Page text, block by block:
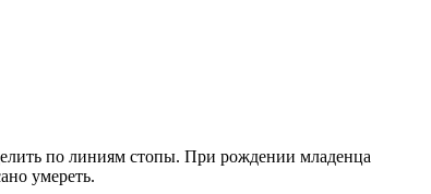
по линиям стопы. При рождении младенца
умереть.